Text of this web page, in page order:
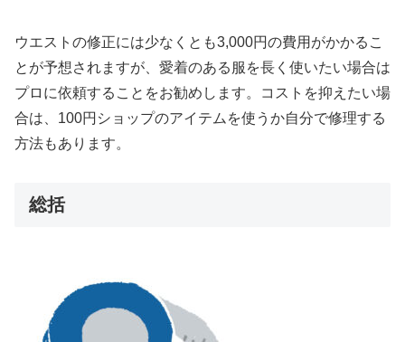
ウエストの修正には少なくとも3,000円の費用がかかるこ
とが予想されますが、愛着のある服を長く使いたい場合は
プロに依頼することをお勧めします。コストを抑えたい場
合は、100円ショップのアイテムを使うか自分で修理する
方法もあります。
総括